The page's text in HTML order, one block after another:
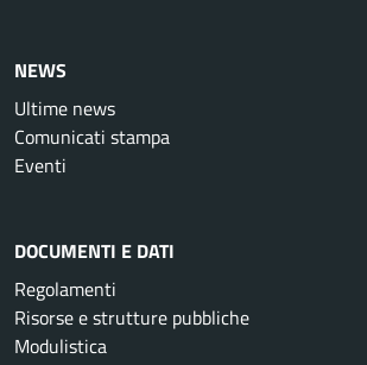
NEWS
Ultime news
Comunicati stampa
Eventi
DOCUMENTI E DATI
Regolamenti
Risorse e strutture pubbliche
Modulistica